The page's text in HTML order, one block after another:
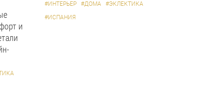
и
#ИНТЕРЬЕР #ДОМА
#ЭКЛЕКТИКА
#ИСПАНИЯ